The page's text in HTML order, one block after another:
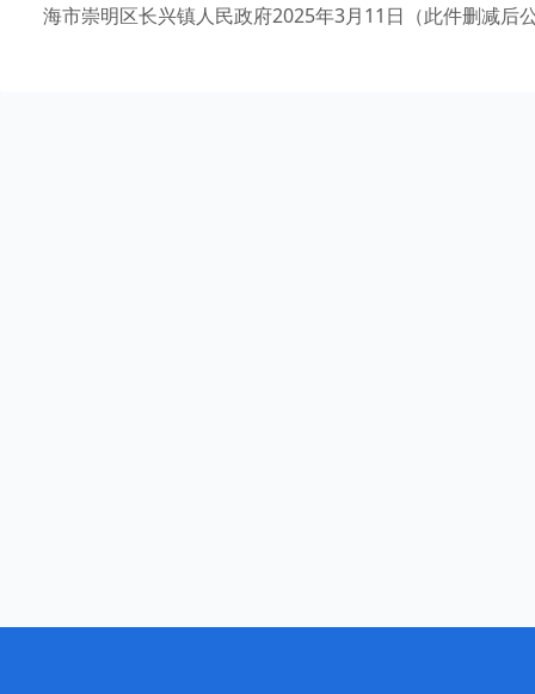
海市崇明区长兴镇人民政府2025年3月11日（此件删减后